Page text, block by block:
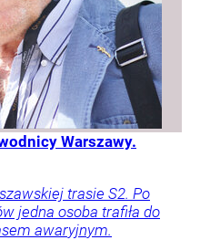
Warszawy.
trasie S2. Po
jedna osoba trafiła do
awaryjnym.